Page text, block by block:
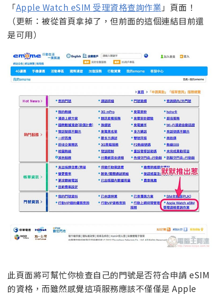
「Apple Watch eSIM 受理資格查詢作業 」頁面！
（更新：被從首頁拿掉了，但前面的這個連結目前還
是可用）
此頁面將可幫忙你檢查自己的門號是否符合申請 eSIM
的資格，而雖然感覺這項服務應該不僅僅是 Apple